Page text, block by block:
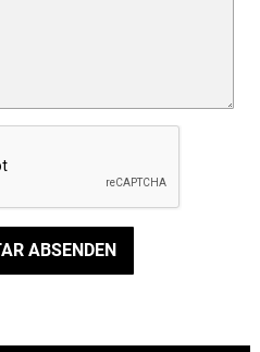
ABSENDEN